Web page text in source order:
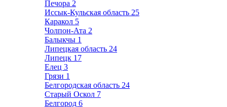
Печора 2
Иссык-Кульская область 25
Каракол 5
Чолпон-Ата 2
Балыкчы 1
Липецкая область 24
Липецк 17
Елец 3
Грязи 1
Белгородская область 24
Старый Оскол 7
Белгород 6